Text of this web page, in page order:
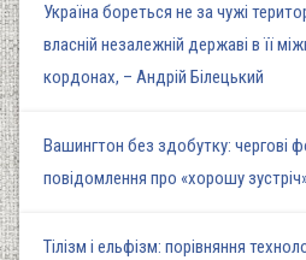
Україна бореться не за чужі
власній незалежній державі в її
кордонах, – Андрій Білецький
Вашингтон без здобутку: чергові
повідомлення про «хорошу
Тілізм і ельфізм: порівняння